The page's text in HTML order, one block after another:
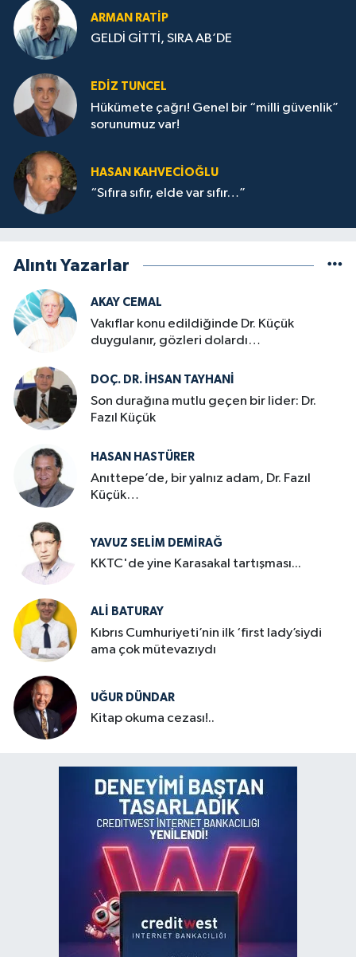
ARMAN RATİP
GELDİ GİTTİ, SIRA AB’DE
EDIZ TUNCEL
Hükümete çağrı! Genel bir “milli güvenlik”
sorunumuz var!
HASAN KAHVECİOĞLU
“Sıfıra sıfır, elde var sıfır…”
Alıntı Yazarlar
AKAY CEMAL
Vakıflar konu edildiğinde Dr. Küçük
duygulanır, gözleri dolardı…
DOÇ. DR. İHSAN TAYHANI
Son durağına mutlu geçen bir lider: Dr.
Fazıl Küçük
HASAN HASTÜRER
Anıttepe’de, bir yalnız adam, Dr. Fazıl
Küçük…
YAVUZ SELIM DEMIRAĞ
KKTC'de yine Karasakal tartışması...
ALI BATURAY
Kıbrıs Cumhuriyeti’nin ilk ‘first lady’siydi
ama çok mütevazıydı
UĞUR DÜNDAR
Kitap okuma cezası!..